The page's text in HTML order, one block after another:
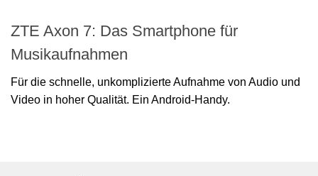
ZTE Axon 7: Das Smartphone für
Musikaufnahmen
Für die schnelle, unkomplizierte Aufnahme von Audio und
Video in hoher Qualität. Ein Android-Handy.